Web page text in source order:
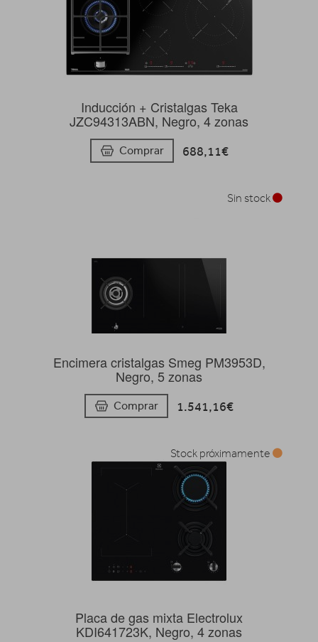
Inducción + Cristalgas Teka
JZC94313ABN, Negro, 4 zonas
Comprar 688,11€
Encimera cristalgas Smeg PM3953D,
Negro, 5 zonas
Comprar 1.541,16€
Sin stock
Placa de gas mixta Electrolux
KDI641723K, Negro, 4 zonas
Stock próximamente